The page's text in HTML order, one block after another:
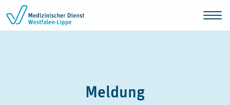
Zum Inhalt springen
Meldung